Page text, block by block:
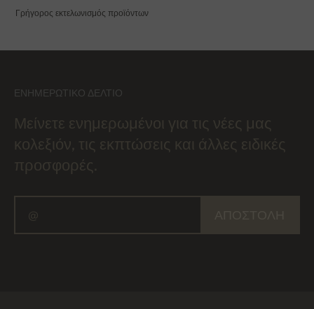
Γρήγορος εκτελωνισμός προϊόντων
ΕΝΗΜΕΡΩΤΙΚΌ ΔΕΛΤΊΟ
Μείνετε ενημερωμένοι για τις νέες μας
κολεξιόν, τις εκπτώσεις και άλλες ειδικές
προσφορές.